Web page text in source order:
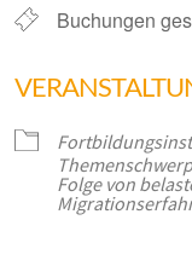
Buchungen
Folge von